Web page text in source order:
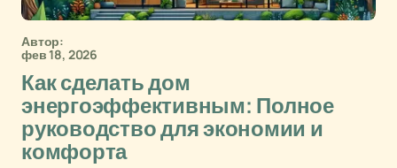
Автор:
фев 18, 2026
Как сделать дом
энергоэффективным: Полное
руководство для экономии и
комфорта